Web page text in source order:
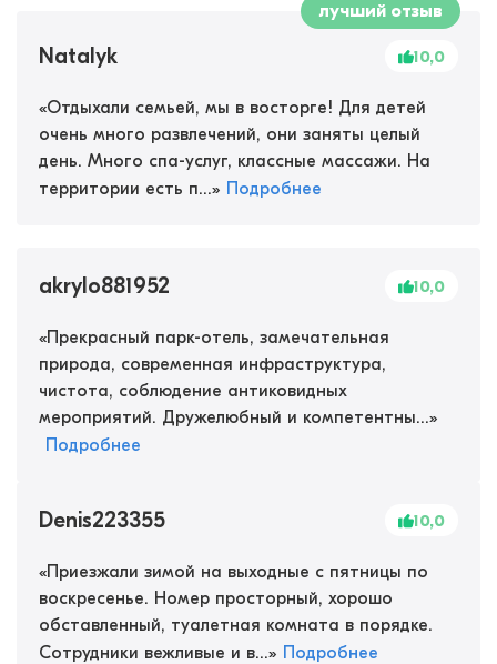
лучший отзыв
Natalyk 10,0
«Отдыхали семьей, мы в восторге! Для детей
очень много развлечений, они заняты целый
день. Много спа-услуг, классные массажи. На
территории есть п...» Подробнее
akrylo881952 10,0
«Прекрасный парк-отель, замечательная
природа, современная инфраструктура,
чистота, соблюдение антиковидных
мероприятий. Дружелюбный и компетентны...»
Подробнее
Denis223355 10,0
«Приезжали зимой на выходные с пятницы по
воскресенье. Номер просторный, хорошо
обставленный, туалетная комната в порядке.
Сотрудники вежливые и в...» Подробнее